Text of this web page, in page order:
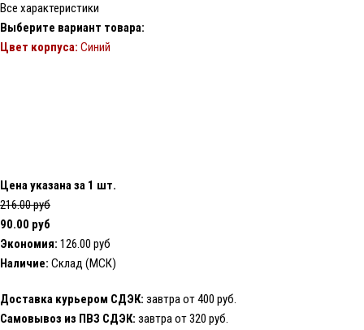
Все характеристики
Выберите вариант товара:
Цвет корпуса: Синий
Цена указана за 1 шт.
216.00 руб
90.00 руб
Экономия: 126.00 руб
Наличие: Склад (МСК)
Доставка курьером СДЭК: завтра от 400 руб.
Самовывоз из ПВЗ СДЭК: завтра от 320 руб.